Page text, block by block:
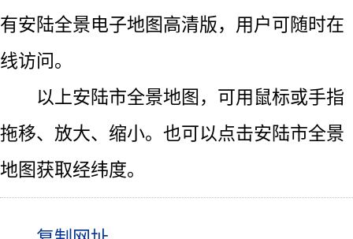
有安陆全景电子地图高清版，用户可随时在
线访问。
以上安陆市全景地图，可用鼠标或手指
拖移、放大、缩小。也可以点击安陆市全景
地图获取经纬度。